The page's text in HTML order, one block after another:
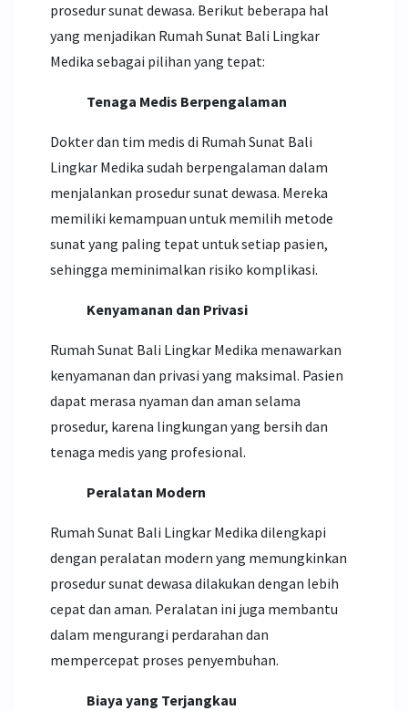
prosedur sunat dewasa. Berikut beberapa hal
yang menjadikan Rumah Sunat Bali Lingkar
Medika sebagai pilihan yang tepat:
Tenaga Medis Berpengalaman
Dokter dan tim medis di Rumah Sunat Bali
Lingkar Medika sudah berpengalaman dalam
menjalankan prosedur sunat dewasa. Mereka
memiliki kemampuan untuk memilih metode
sunat yang paling tepat untuk setiap pasien,
sehingga meminimalkan risiko komplikasi.
Kenyamanan dan Privasi
Rumah Sunat Bali Lingkar Medika menawarkan
kenyamanan dan privasi yang maksimal. Pasien
dapat merasa nyaman dan aman selama
prosedur, karena lingkungan yang bersih dan
tenaga medis yang profesional.
Peralatan Modern
Rumah Sunat Bali Lingkar Medika dilengkapi
dengan peralatan modern yang memungkinkan
prosedur sunat dewasa dilakukan dengan lebih
cepat dan aman. Peralatan ini juga membantu
dalam mengurangi perdarahan dan
mempercepat proses penyembuhan.
Biaya yang Terjangkau